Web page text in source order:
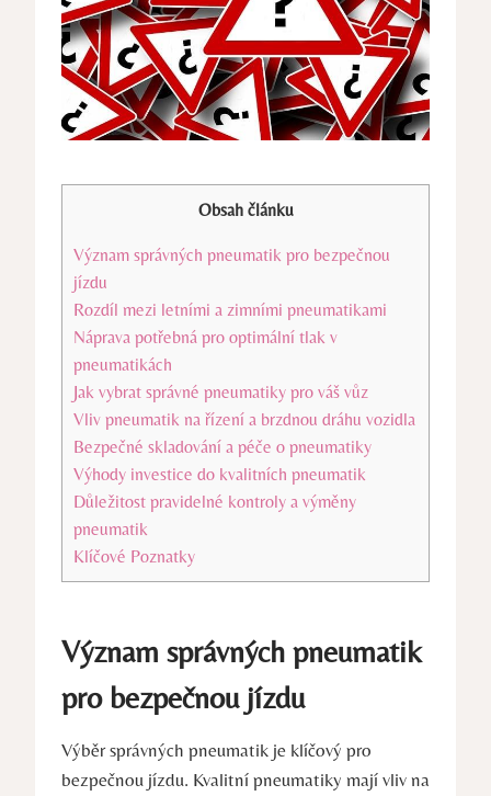
Obsah článku
Význam správných pneumatik pro bezpečnou
jízdu
Rozdíl mezi letními a zimními pneumatikami
Náprava potřebná pro optimální tlak v
pneumatikách
Jak vybrat správné pneumatiky pro váš vůz
Vliv pneumatik na řízení a brzdnou dráhu vozidla
Bezpečné skladování a péče o pneumatiky
Výhody investice do kvalitních pneumatik
Důležitost pravidelné kontroly a výměny
pneumatik
Klíčové Poznatky
Význam správných pneumatik
pro bezpečnou jízdu
Výběr správných pneumatik je klíčový pro
bezpečnou jízdu. Kvalitní pneumatiky mají vliv na